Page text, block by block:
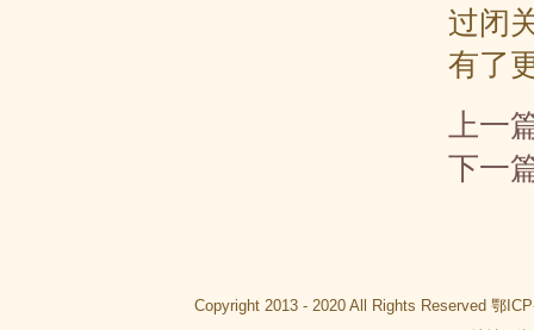
过闭
有了
上一
下一
Copyright 2013 - 2020 All Rights Reserved 鄂